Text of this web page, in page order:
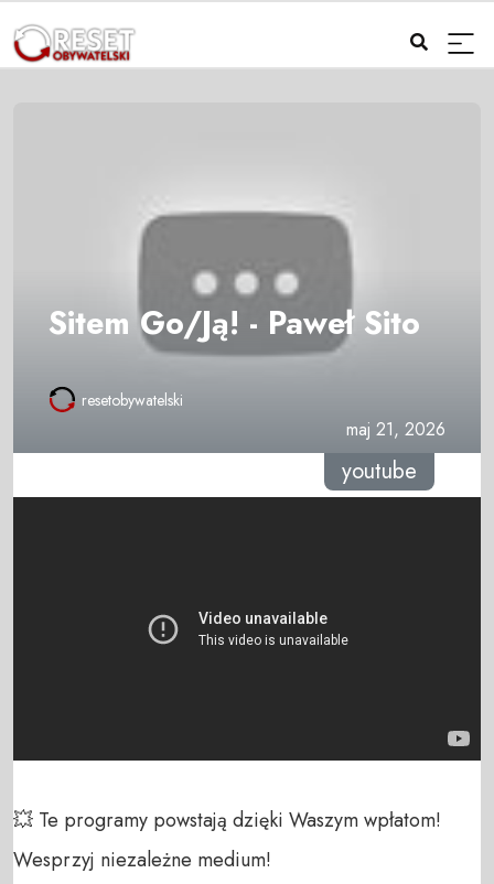
Sitem Go/Ją! - Paweł Sito
resetobywatelski
maj 21, 2026
youtube
💥 Te programy powstają dzięki Waszym wpłatom!
Wesprzyj niezależne medium!